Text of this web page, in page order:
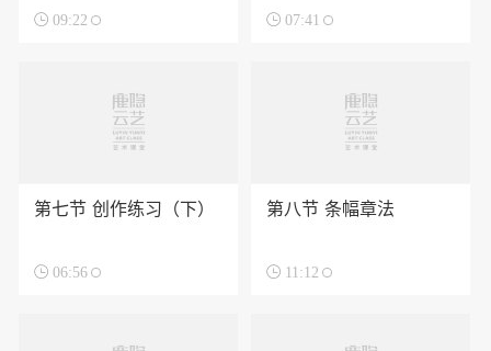
 09:22  07:41
第七节 创作练习（下）
 06:56
第八节 条幅章法
 11:12